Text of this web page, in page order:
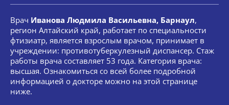
Врач Иванова Людмила Васильевна, Барнаул,
регион Алтайский край, работает по специальности
фтизиатр, является взрослым врачом, принимает в
учреждении: противотуберкулезный диспансер. Стаж
работы врача составляет 53 года. Категория врача:
высшая. Ознакомиться со всей более подробной
информацией о докторе можно на этой странице
ниже.